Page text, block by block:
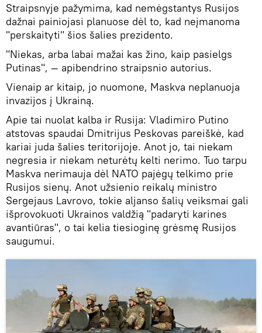
Straipsnyje pažymima, kad nemėgstantys Rusijos
dažnai painiojasi planuose dėl to, kad neįmanoma
"perskaityti" šios šalies prezidento.
"Niekas, arba labai mažai kas žino, kaip pasielgs
Putinas", — apibendrino straipsnio autorius.
Vienaip ar kitaip, jo nuomone, Maskva neplanuoja
invazijos į Ukrainą.
Apie tai nuolat kalba ir Rusija: Vladimiro Putino
atstovas spaudai Dmitrijus Peskovas pareiškė, kad
kariai juda šalies teritorijoje. Anot jo, tai niekam
negresia ir niekam neturėtų kelti nerimo. Tuo tarpu
Maskva nerimauja dėl NATO pajėgų telkimo prie
Rusijos sienų. Anot užsienio reikalų ministro
Sergejaus Lavrovo, tokie aljanso šalių veiksmai gali
išprovokuoti Ukrainos valdžią "padaryti karines
avantiūras", o tai kelia tiesioginę grėsmę Rusijos
saugumui.